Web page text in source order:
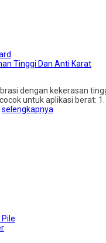
Tinggi Dan Anti Karat
dengan kekerasan
untuk aplikasi berat:
selengkapnya